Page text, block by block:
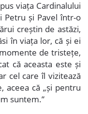
viața Cardinalului
Petru și Pavel într-o
creștin de astăzi,
în viața lor, că și ei
de tristețe,
că aceasta este și
cel care îl vizitează
aceea că „și pentru
suntem.”